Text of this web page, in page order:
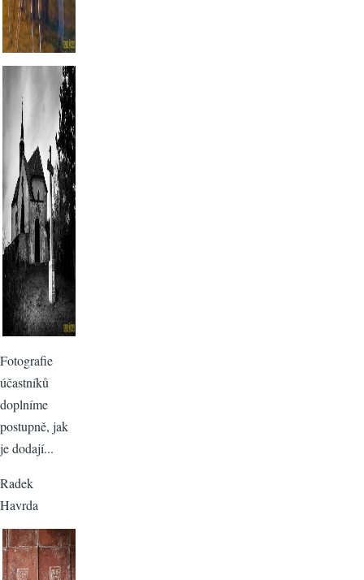
Fotografie
účastníků
doplníme
postupně, jak
je dodají...
Radek
Havrda